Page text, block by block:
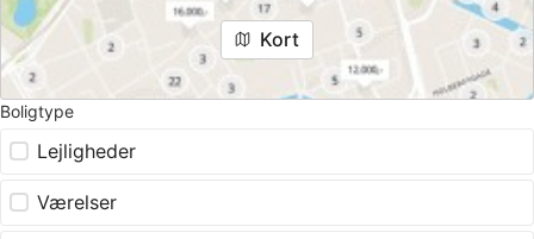
Kort
Boligtype
Lejligheder
Værelser